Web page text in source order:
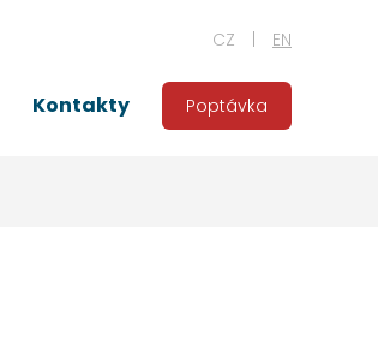
CZ EN
Kontakty Poptávka